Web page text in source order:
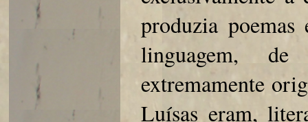
produzia
linguagem,
extremamente
Luísas eram,